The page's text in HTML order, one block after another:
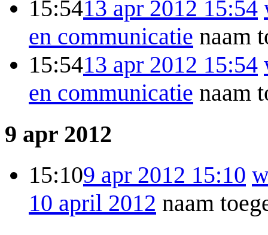
15:5413 apr 2012 15:54
en communicatie naam
15:5413 apr 2012 15:54
en communicatie naam
9 apr 2012
15:109 apr 2012 15:10
10 april 2012 naam